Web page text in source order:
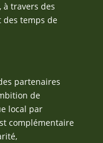
à travers des
des temps de
partenaires
de
local par
complémentaire